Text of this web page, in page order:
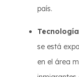
país.
Tecnología
se está
en el área